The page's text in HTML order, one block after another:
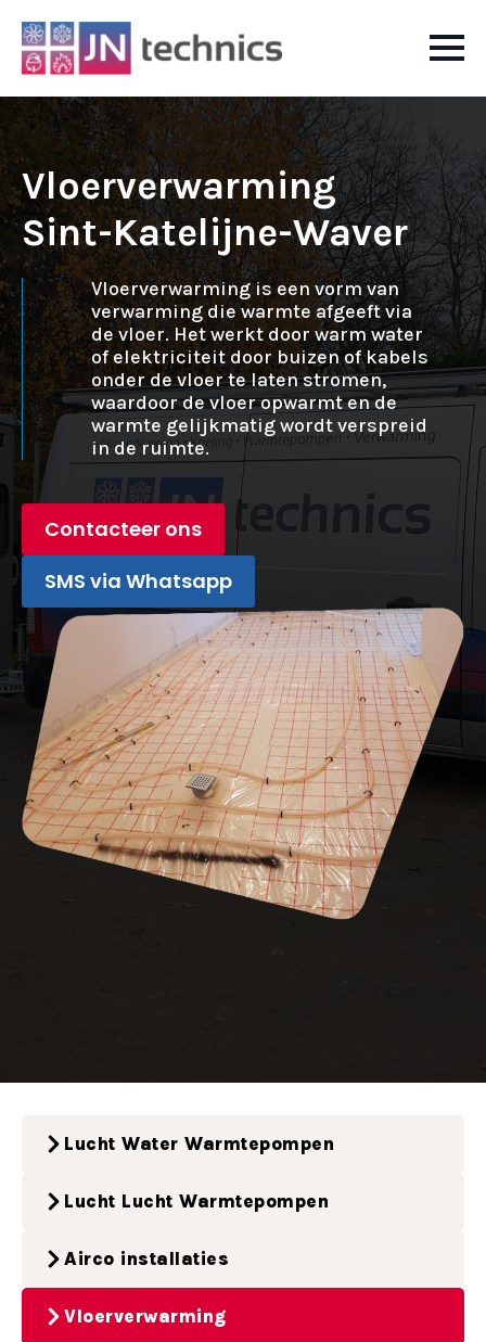
Vloerverwarming
Sint-Katelijne-Waver
Vloerverwarming is een vorm van
verwarming die warmte afgeeft via
de vloer. Het werkt door warm water
of elektriciteit door buizen of kabels
onder de vloer te laten stromen,
waardoor de vloer opwarmt en de
warmte gelijkmatig wordt verspreid
in de ruimte.
Contacteer ons
SMS via Whatsapp
Lucht Water Warmtepompen
Lucht Lucht Warmtepompen
Airco installaties
Vloerverwarming